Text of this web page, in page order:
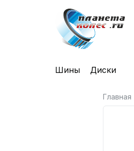
Шины Диски
Главная